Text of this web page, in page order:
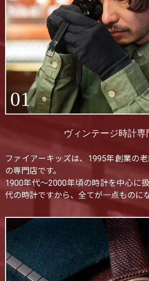
01
ヴィンテージ時計専
ファイアーキッズは、1995年創業の
の専門店です。
1900年代〜2000年頃の時計を中心に
代の時計ですから、全てが一点ものにな